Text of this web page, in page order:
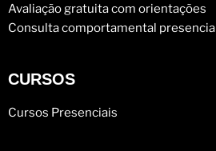
Avaliação gratuita com orientações
Consulta comportamental
CURSOS
Cursos Presenciais